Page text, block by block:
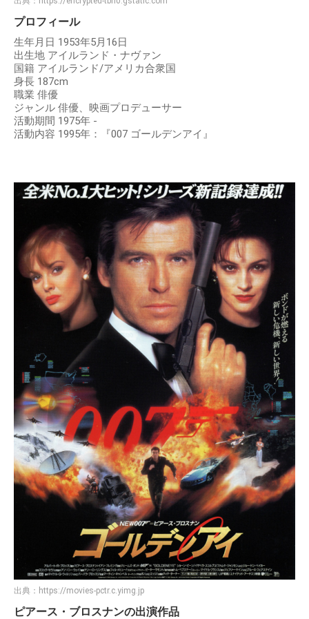
プロフィール
生年月日 1953年5月16日
出生地 アイルランド・ナヴァン
国籍 アイルランド/アメリカ合衆国
身長 187cm
職業 俳優
ジャンル 俳優、映画プロデューサー
活動期間 1975年 -
活動内容 1995年：『007 ゴールデンアイ』
出典： https://movies-pctr.c.yimg.jp
ピアース・ブロスナンの出演作品